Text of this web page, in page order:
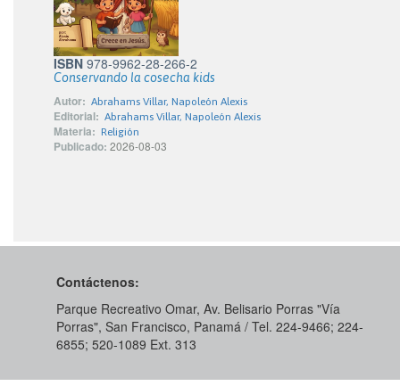
ISBN 978-9962-28-266-2
Conservando la cosecha kids
Autor: Abrahams Villar, Napoleón Alexis
Editorial: Abrahams Villar, Napoleón Alexis
Materia: Religión
Publicado: 2026-08-03
Contáctenos:
Parque Recreativo Omar, Av. Belisario Porras "Vía
Porras", San Francisco, Panamá / Tel. 224-9466; 224-
6855; 520-1089​ Ext. 313